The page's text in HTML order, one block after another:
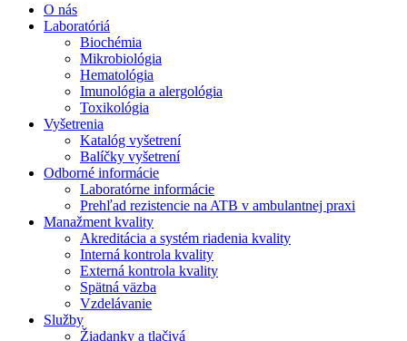
O nás
Laboratóriá
Biochémia
Mikrobiológia
Hematológia
Imunológia a alergológia
Toxikológia
Vyšetrenia
Katalóg vyšetrení
Balíčky vyšetrení
Odborné informácie
Laboratórne informácie
Prehľad rezistencie na ATB v ambulantnej praxi
Manažment kvality
Akreditácia a systém riadenia kvality
Interná kontrola kvality
Externá kontrola kvality
Spätná väzba
Vzdelávanie
Služby
Žiadanky a tlačivá